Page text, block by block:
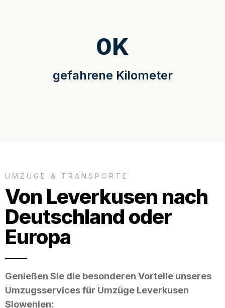
gefahrene Kilometer
0K
UMZÜGE & TRANSPORTE
Von Leverkusen nach
Deutschland oder
Europa
Genießen Sie die besonderen Vorteile unseres
Umzugsservices für Umzüge Leverkusen
Slowenien: